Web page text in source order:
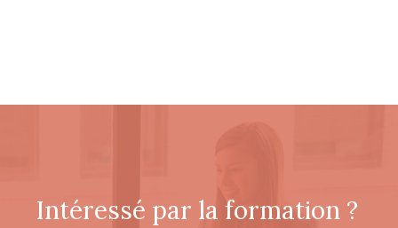
Intéressé par la formation ?